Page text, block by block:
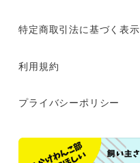
特定商取引法に基づく表示
利用規約
プライバシーポリシー